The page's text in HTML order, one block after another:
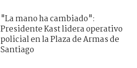
"La mano ha cambiado":
Presidente Kast lidera operativo
policial en la Plaza de Armas de
Santiago